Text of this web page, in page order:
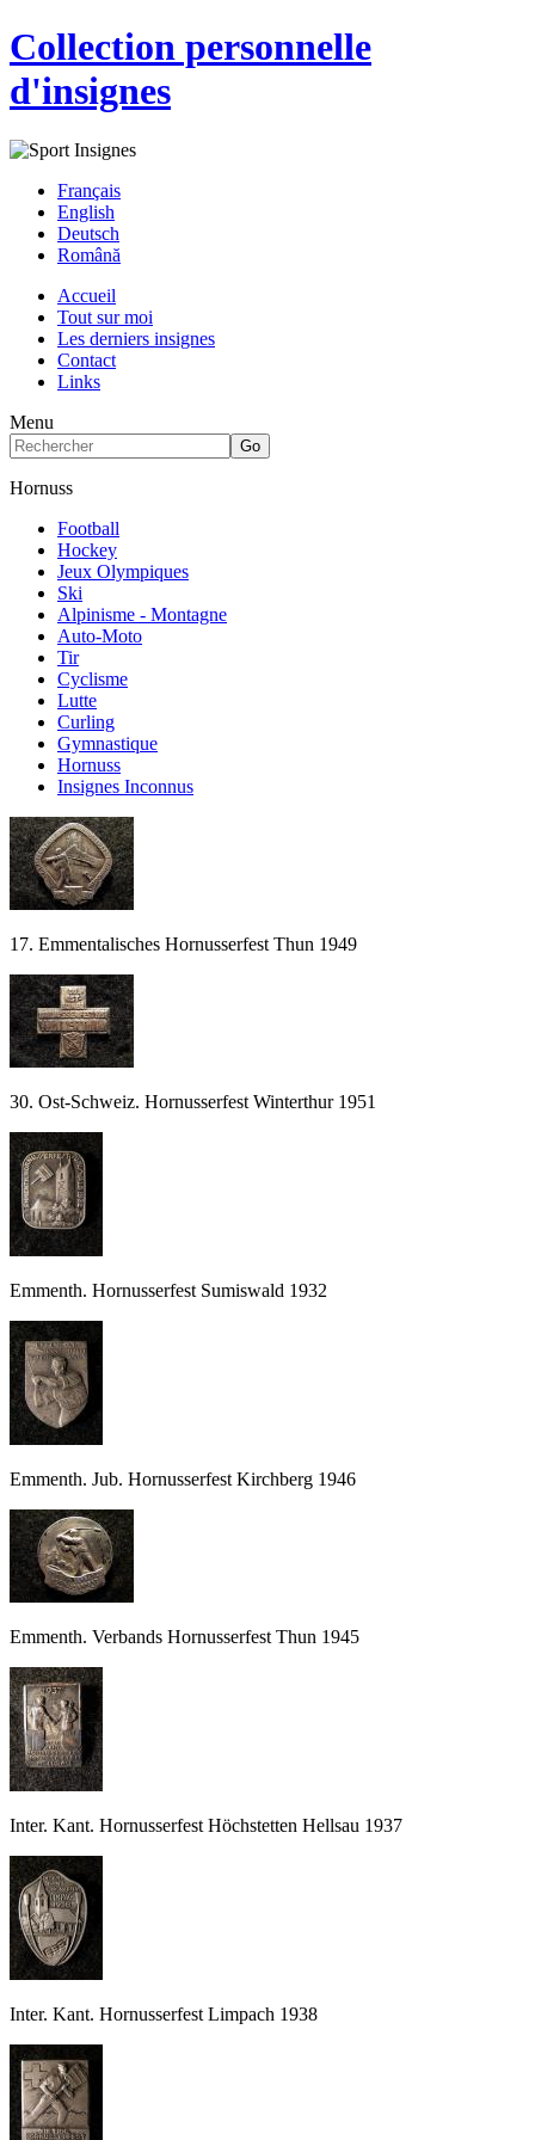
Collection personnelle
d'insignes
Français
English
Deutsch
Română
Accueil
Tout sur moi
Les derniers insignes
Contact
Links
Menu
Hornuss
Football
Hockey
Jeux Olympiques
Ski
Alpinisme - Montagne
Auto-Moto
Tir
Cyclisme
Lutte
Curling
Gymnastique
Hornuss
Insignes Inconnus
17. Emmentalisches Hornusserfest Thun 1949
30. Ost-Schweiz. Hornusserfest Winterthur 1951
Emmenth. Hornusserfest Sumiswald 1932
Emmenth. Jub. Hornusserfest Kirchberg 1946
Emmenth. Verbands Hornusserfest Thun 1945
Inter. Kant. Hornusserfest Höchstetten Hellsau 1937
Inter. Kant. Hornusserfest Limpach 1938